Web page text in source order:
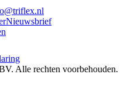
Nieuwsbrief
Alle rechten voorbehouden.